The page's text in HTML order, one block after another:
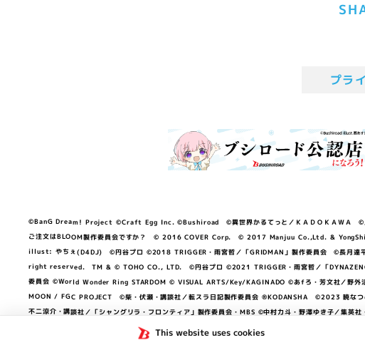
This website uses cookies
プラ
©BanG Dream! Project ©Craft Egg Inc. ©Bushiroad ©異世界かるてっと／ＫＡＤＯＫＡＷ
ご注文はBLOOM製作委員会ですか？ © 2016 COVER Corp. © 2017 Manjuu Co.,Ltd. &
illust: やちぇ(D4DJ) ©円谷プロ ©2018 TRIGGER・雨宮哲／「GRIDMAN」製作委員会 ©長月達
right reserved. TM & © TOHO CO., LTD. ©円谷プロ ©2021 TRIGGER・雨宮哲／「
委員会 ©World Wonder Ring STARDOM © VISUAL ARTS/Key/KAGINADO ©あfろ・芳文社／野
MOON / FGC PROJECT ©柴・伏瀬・講談社／転スラ日記製作委員会 ®KODANSHA ©2023 暁
不二涼介・講談社／「シャングリラ・フロンティア」製作委員会・MBS ©中村力斗・野澤ゆき子／
NEXON Games／アビドス商店街 ©プロジェクトラブライブ！蓮ノ空女学院スクールアイドルクラブ ©